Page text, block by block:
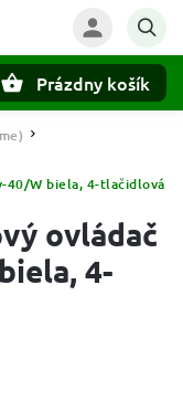
Prázdny košík
/
40/W biela, 4-tlačidlová
ovládač
4-